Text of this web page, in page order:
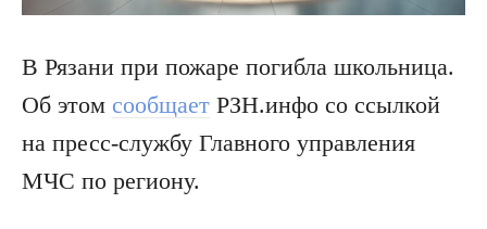
В Рязани при пожаре погибла школьница.
Об этом сообщает РЗН.инфо со ссылкой
на пресс-службу Главного управления
МЧС по региону.